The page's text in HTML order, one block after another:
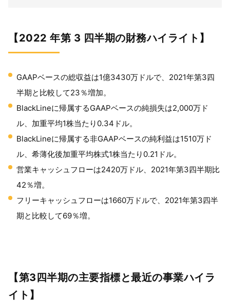
【2022 年第 3 四半期の財務ハイライト】
GAAPベースの総収益は1億3430万ドルで、2021年第3四
半期と比較して23％増加。
BlackLineに帰属するGAAPベースの純損失は2,000万ド
ル、加重平均1株当たり0.34ドル。
BlackLineに帰属する非GAAPベースの純利益は1510万ド
ル、希薄化後加重平均株式1株当たり0.21ドル。
営業キャッシュフローは2420万ドル、2021年第3四半期比
42％増。
フリーキャッシュフローは1660万ドルで、2021年第3四半
期と比較して69％増。
【第3四半期の主要指標と最近の事業ハイラ
イト】